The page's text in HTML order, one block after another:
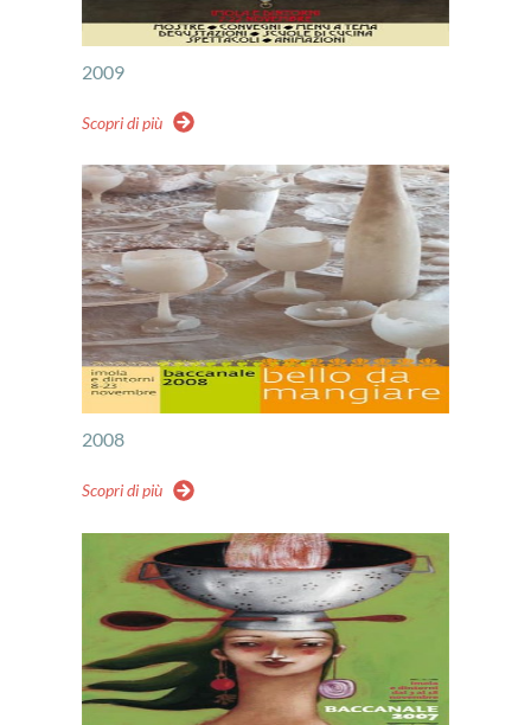
2009
Scopri di più
2008
Scopri di più